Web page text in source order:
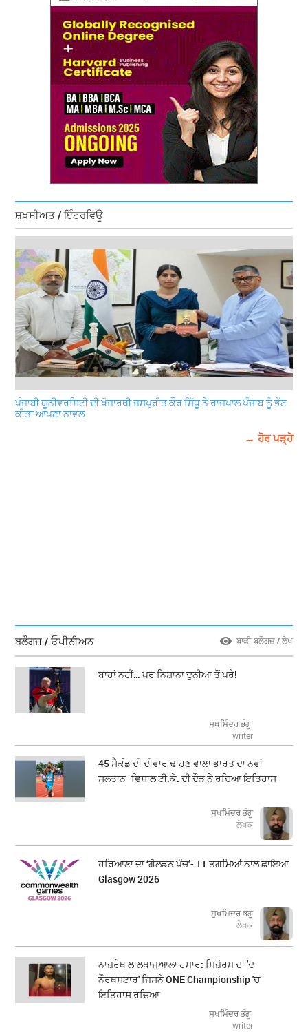
ਸ਼ਖ਼ਸੀਅਤ / ਇੰਟਰਵਿਊ
ਪੰਜਾਬੀ ਯੂਨੀਵਰਸਿਟੀ ਦੀ ਖੋਜਾਰਥੀ ਜਸਪ੍ਰੀਤ ਕੌਰ ਸਿੱਧੂ ਨੇ ਰਾਜਪਾਲ ਪੰਜਾਬ ਨੂੰ ਭੇਂਟ
ਕੀਤਾ ਆਪਣਾ ਨਾਵਲ
→ ਹੋਰ ਪੜ੍ਹੋ
ਬਲੌਗਜ਼ / ਓਪੀਨੀਅਨ ਬਾਕੀ ਬਲੌਗਜ਼ / ਲੇਖ
ਬਾਹਾਂ ਨਹੀਂ… ਪਰ ਨਿਸ਼ਾਨਾ ਦੁਨੀਆ ਤੋਂ ਪਰੇ!
ਸੁਖਮਿੰਦਰ ਭੰਗੂ
writer
45 ਸੈਕੰਡ ਦੀ ਦੀਵਾਰ ਢਾਹੁਣ ਵਾਲਾ ਭਾਰਤ ਦਾ ਨਵਾਂ
ਸੁਲਤਾਨ- ਵਿਸ਼ਾਲ ਟੀ.ਕੇ. ਦੀ ਦੌੜ ਨੇ ਰਚਿਆ ਇਤਿਹਾਸ
ਸੁਖਮਿੰਦਰ ਭੰਗੂ
ਲੇਖਕ
ਹਰਿਆਣਾ ਦਾ ‘ਗੋਲਡਨ ਪੰਚ’- 11 ਤਗਮਿਆਂ ਨਾਲ ਛਾਇਆ
Glasgow 2026
ਸੁਖਮਿੰਦਰ ਭੰਗੂ
ਲੇਖਕ
ਨਾਜ਼ਰੇਥ ਲਾਲਥਾਜੁਆਲਾ ਹਮਾਰ: ਮਿਜ਼ੋਰਮ ਦਾ 'ਦ
ਨੌਰਥਸਟਾਰ' ਜਿਸਨੇ ONE Championship 'ਚ
ਇਤਿਹਾਸ ਰਚਿਆ
ਸੁਖਮਿੰਦਰ ਭੰਗੂ
writer